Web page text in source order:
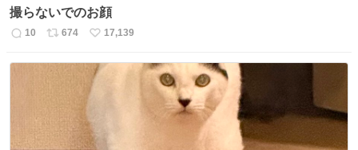
撮らないでのお顔
返
10
リ
ス
数
674
い
ね
数
17,139